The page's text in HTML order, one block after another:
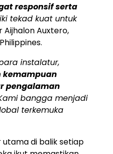
responsif serta
tekad kuat untuk
Aijhalon Auxtero,
instalatur,
kemampuan
pengalaman
bangga menjadi
terkemuka
di balik setiap